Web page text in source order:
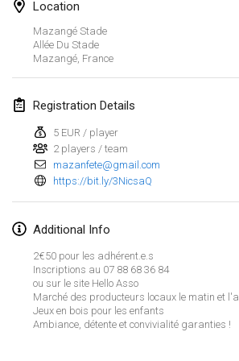
View list
Location
Mazangé Stade
Allée Du Stade
Mazangé, France
Registration Details
5 EUR / player
2 players / team
mazanfete@gmail.com
https://bit.ly/3NicsaQ
Additional Info
2€50 pour les adhérent.e.s
Inscriptions au 07 88 68 36 84
ou sur le site Hello Asso
Marché des producteurs locaux le matin et
Jeux en bois pour les enfants
Ambiance, détente et convivialité garanties !
February 2022
MS v MÖLKPARKURU
Feb 4, 2022|Czech Republic
TangoMölkky
Feb 5, 2022| Finland
Kohti Kisoja
Yamagata Tournament
Feb 13, 2022 |Japan
West Indiv Cup
Feb 19, 2022|France